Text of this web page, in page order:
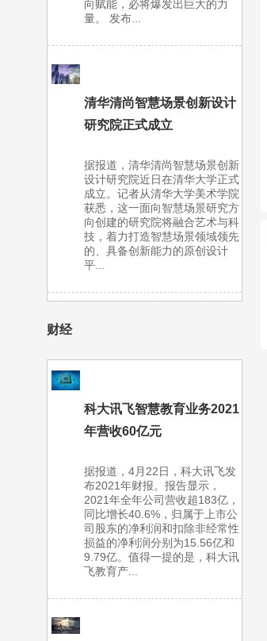
向赋能，必将爆发出巨大的力
量。 发布...
清华清尚智慧场景创新设计
研究院正式成立
据报道，清华清尚智慧场景创新
设计研究院近日在清华大学正式
成立。记者从清华大学美术学院
获悉，这一面向智慧场景研究方
向创建的研究院将融合艺术与科
技，着力打造智慧场景领域领先
的、具备创新能力的原创设计
平...
财经
科大讯飞智慧教育业务2021
年营收60亿元
据报道，4月22日，科大讯飞发
布2021年财报。报告显示，
2021年全年公司营收超183亿，
同比增长40.6%，归属于上市公
司股东的净利润和扣除非经常性
损益的净利润分别为15.56亿和
9.79亿。值得一提的是，科大讯
飞教育产...